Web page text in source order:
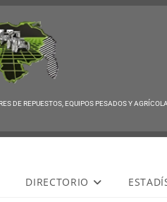
DE REPUESTOS, EQUIPOS PESADOS Y
DIRECTORIO